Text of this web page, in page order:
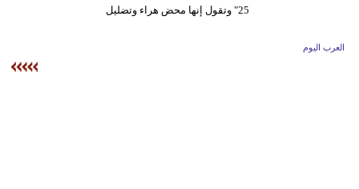
ديكور
العرب اليوم